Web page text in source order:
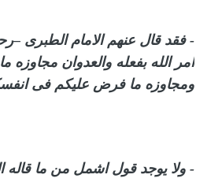
- فقد قال عنهم الامام الطبرى
امر الله بفعله والعدوان مجاوزه
ومجاوزه ما فرض عليكم فى
- ولا يوجد قول اشمل من ما قاله